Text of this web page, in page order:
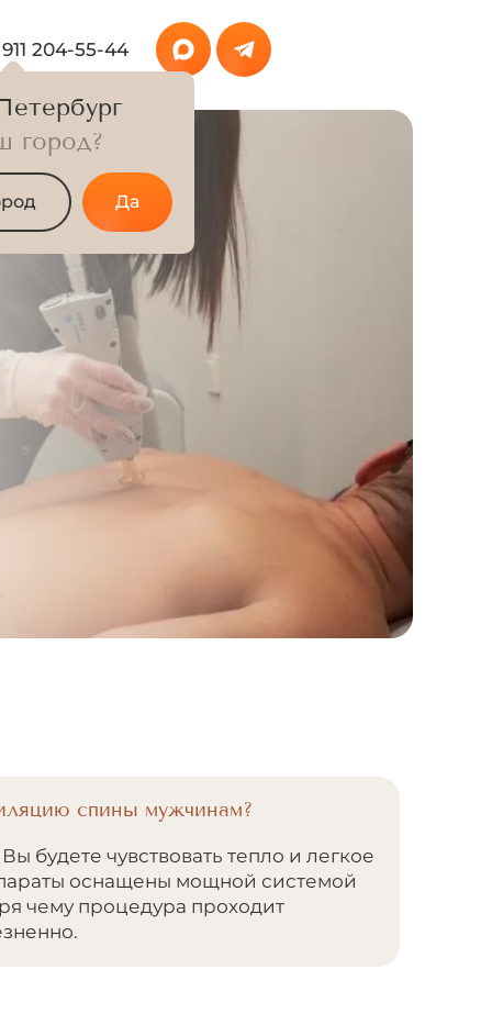
город?
Да
204-55-44
мужской спины
спины мужчинам?
будете чувствовать тепло и легкое
оснащены мощной системой
чему процедура проходит